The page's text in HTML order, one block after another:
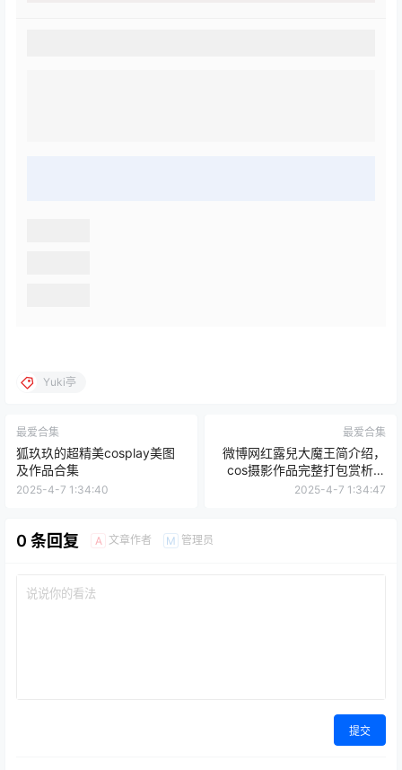
Yuki亭
最爱合集
狐玖玖的超精美cosplay美图
及作品合集
2025-4-7 1:34:40
最爱合集
微博网红露兒大魔王简介绍，
cos摄影作品完整打包赏析分
享
2025-4-7 1:34:47
0 条回复 A 文章作者 M 管理员
提交